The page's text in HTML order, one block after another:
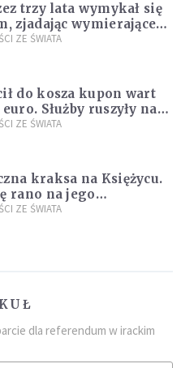
trzy lata wymykał się
zjadając wymierające
końcu popełnił
ZE ŚWIATA
do kosza kupon wart
Służby ruszyły na
ZE ŚWIATA
kraksa na Księżycu.
rano na jego
dojdzie do
ZE ŚWIATA
dla referendum w irackim